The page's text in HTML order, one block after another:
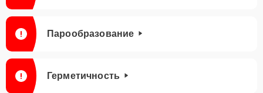
Парообразование
Герметичность